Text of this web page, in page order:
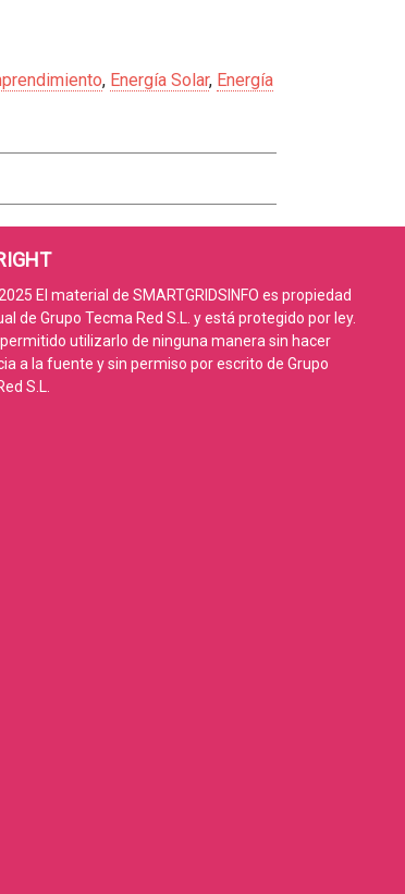
, Energía Solar, Energía
El material de SMARTGRIDSINFO es propiedad
de Grupo Tecma Red S.L. y está protegido por ley.
permitido utilizarlo de ninguna manera sin hacer
a la fuente y sin permiso por escrito de Grupo
S.L.